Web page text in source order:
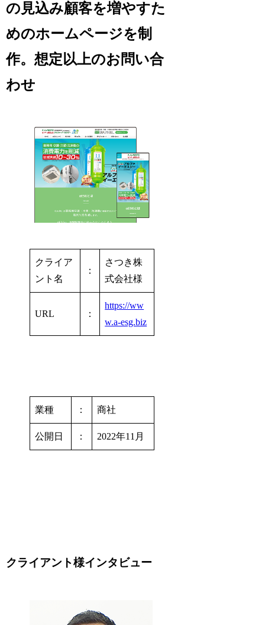
の見込み顧客を増やすた
めのホームページを制
作。想定以上のお問い合
わせ
クライア
ント名
：
さつき株
式会社様
URL ：
https://ww
w.a-esg.biz
業種 ： 商社
公開日 ： 2022年11月
クライアント様インタビュー